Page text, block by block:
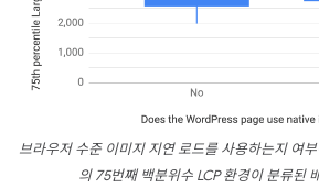
브라우저 수준 이미지 지연 로드를 사용하는지 여
의 75번째 백분위수 LCP 환경이 분류된